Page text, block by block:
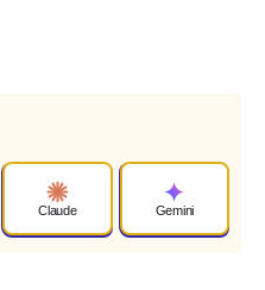
Claude Gemini